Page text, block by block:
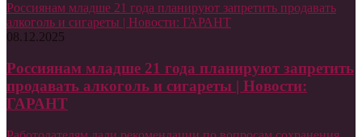
Россиянам младше 21 года планируют запретить продавать
алкоголь и сигареты | Новости: ГАРАНТ
08.12.2025
Россиянам младше 21 года планируют запретить
продавать алкоголь и сигареты | Новости:
ГАРАНТ